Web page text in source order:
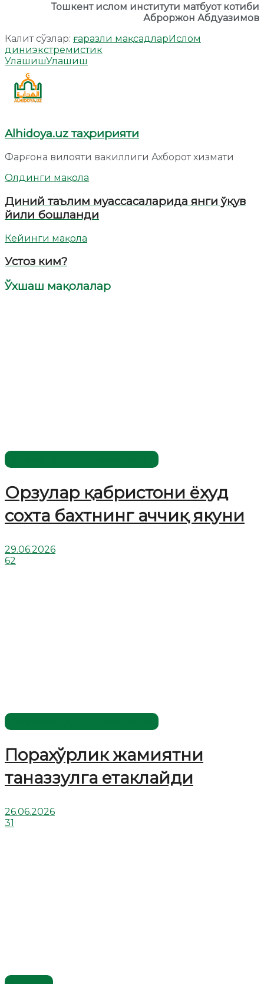
Тошкент ислом институти матбуот котиби
Аброржон Абдуазимов
Калит сўзлар: ғаразли мақсадларИслом
диниэкстремистик
УлашишУлашиш
Alhidoya.uz таҳририяти
Фарғона вилояти вакиллиги Ахборот хизмати
Олдинги мақола
Диний таълим муассасаларида янги ўқув
йили бошланди
Кейинги мақола
Устоз ким?
Ўхшаш мақолалар
Орзулар қабристони ёхуд
сохта бахтнинг аччиқ якуни
29.06.2026
62
Порахўрлик жамиятни
таназзулга етаклайди
26.06.2026
31